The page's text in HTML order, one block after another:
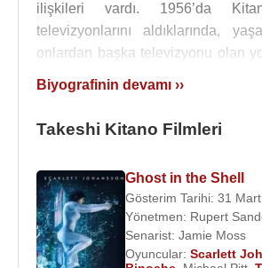
ilişkileri vardı. 1956’da
televizyonlarını aldıklarında,
onlardan başka televizyonu olan
Kitano
sert mahalle atmosferi, sıradan
Takeshi Kitano, gençlik
Üniversitesi
’nde mühendislik
eğitimini tamamlamadan
Biyografinin devamı ››
Takeshi Kitano Filmleri
Ghost in the Shell
Gösterim Tarihi: 31
Yönetmen: Rupert
Senarist: Jamie Moss
Oyuncular: Scarlett